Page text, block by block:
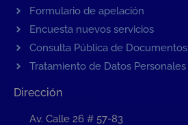
Formulario de apelación
Encuesta nuevos servicios
Consulta Pública de Documentos
Tratamiento de Datos Personales
Dirección
Av. Calle 26 # 57-83